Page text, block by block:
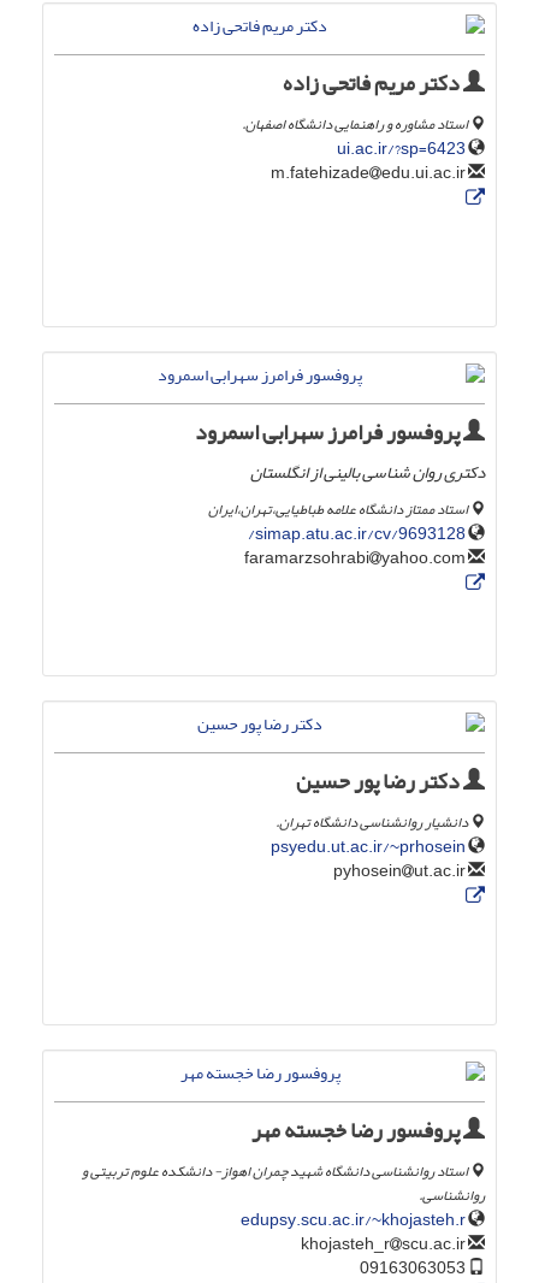
دکتر مریم فاتحی زاده
استاد مشاوره و راهنمایی دانشگاه اصفهان.
ui.ac.ir/?sp=6423
edu.ui.ac.ir
پروفسور فرامرز سهرابی اسمرود
دکتری روان شناسی بالینی از انگلستان
استاد ممتاز دانشگاه علامه طباطیایی،تهران،ایران
simap.atu.ac.ir/cv/9693128/
yahoo.com
دکتر رضا پور حسین
دانشیار روانشناسی دانشگاه تهران.
psyedu.ut.ac.ir/~prhosein
ut.ac.ir
پروفسور رضا خجسته مهر
استاد روانشناسی دانشگاه شهید چمران اهواز- دانشکده علوم تربیتی و
روانشناسی.
edupsy.scu.ac.ir/~khojasteh.r
scu.ac.ir